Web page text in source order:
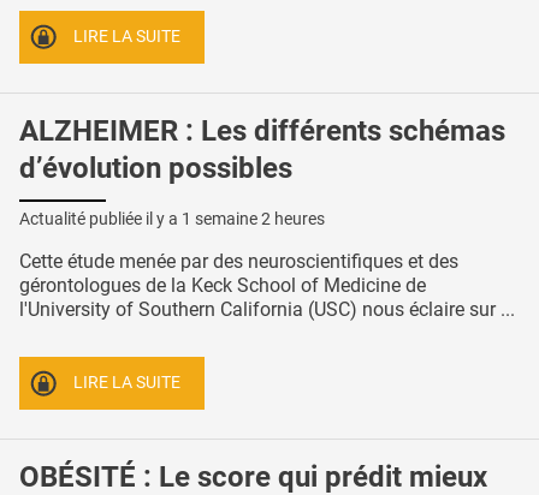
LIRE LA SUITE
ALZHEIMER : Les différents schémas
d’évolution possibles
Actualité publiée il y a 1 semaine 2 heures
Cette étude menée par des neuroscientifiques et des
gérontologues de la Keck School of Medicine de
l'University of Southern California (USC) nous éclaire sur ...
LIRE LA SUITE
OBÉSITÉ : Le score qui prédit mieux